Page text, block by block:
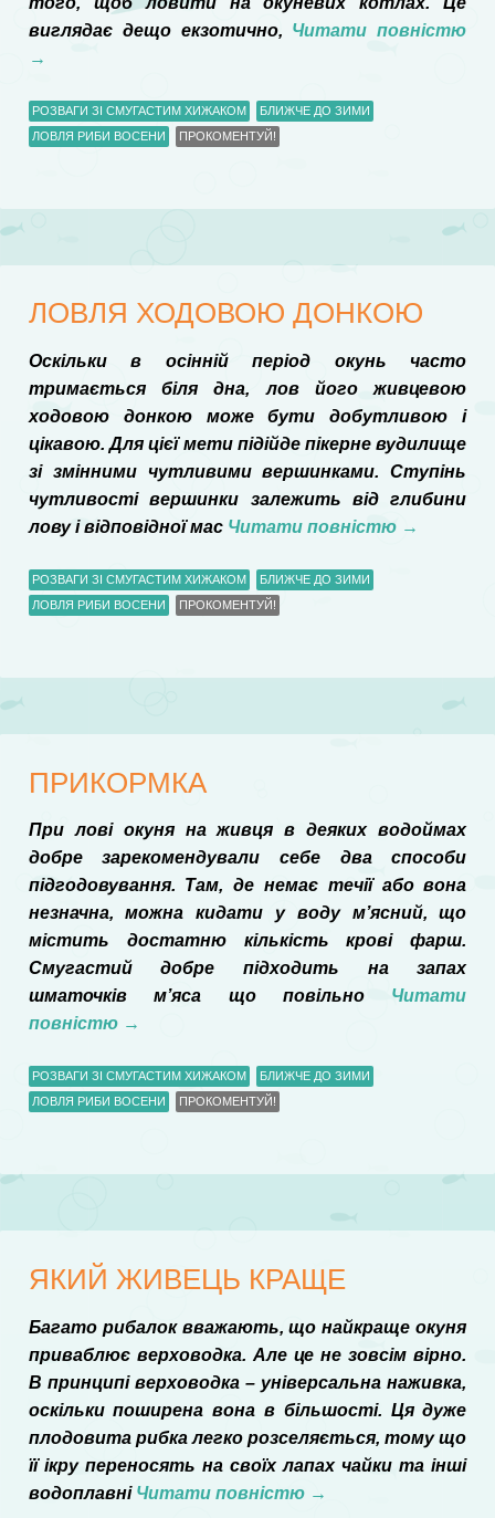
виглядає дещо екзотично, Читати повністю
→
РОЗВАГИ ЗІ СМУГАСТИМ ХИЖАКОМ
БЛИЖЧЕ ДО ЗИМИ
ЛОВЛЯ РИБИ ВОСЕНИ
ПРОКОМЕНТУЙ!
ЛОВЛЯ ХОДОВОЮ ДОНКОЮ
Оскільки в осінній період окунь часто
тримається біля дна, лов його живцевою
ходовою донкою може бути добутливою і
цікавою. Для цієї мети підійде пікерне вудилище
зі змінними чутливими вершинками. Ступінь
чутливості вершинки залежить від глибини
лову і відповідної мас Читати повністю →
РОЗВАГИ ЗІ СМУГАСТИМ ХИЖАКОМ
БЛИЖЧЕ ДО ЗИМИ
ЛОВЛЯ РИБИ ВОСЕНИ
ПРОКОМЕНТУЙ!
ПРИКОРМКА
При лові окуня на живця в деяких водоймах
добре зарекомендували себе два способи
підгодовування. Там, де немає течії або вона
незначна, можна кидати у воду м’ясний, що
містить достатню кількість крові фарш.
Смугастий добре підходить на запах
шматочків м’яса що повільно Читати
повністю →
РОЗВАГИ ЗІ СМУГАСТИМ ХИЖАКОМ
БЛИЖЧЕ ДО ЗИМИ
ЛОВЛЯ РИБИ ВОСЕНИ
ПРОКОМЕНТУЙ!
ЯКИЙ ЖИВЕЦЬ КРАЩЕ
Багато рибалок вважають, що найкраще окуня
приваблює верховодка. Але це не зовсім вірно.
В принципі верховодка – універсальна наживка,
оскільки поширена вона в більшості. Ця дуже
плодовита рибка легко розселяється, тому що
її ікру переносять на своїх лапах чайки та інші
водоплавні Читати повністю →